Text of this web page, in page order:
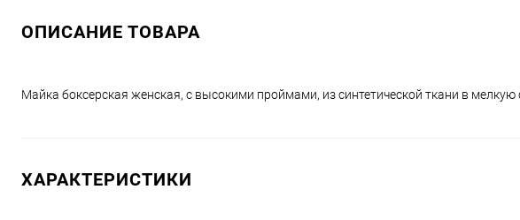
ОПИСАНИЕ ТОВАРА
Майка боксерская женская, с высокими проймами, из синтетической ткани в мелкую
ХАРАКТЕРИСТИКИ